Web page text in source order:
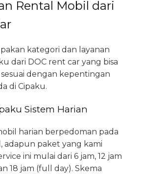
Rental Mobil dari
kategori dan layanan
dari DOC rent car yang bisa
dengan kepentingan
di Cipaku.
Sistem Harian
harian berpedoman pada
adapun paket yang kami
ini mulai dari 6 jam, 12 jam
18 jam (full day). Skema